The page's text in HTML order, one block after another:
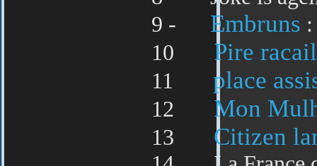
9 - Embruns
10 Pire
11 place
12 Mon
13 Citizen